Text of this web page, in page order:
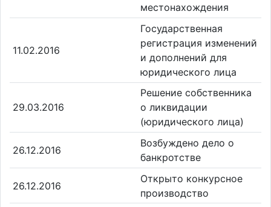
местонахождения
11.02.2016
Государственная
регистрация изменений
и дополнений для
юридического лица
29.03.2016
Решение собственника
о ликвидации
(юридического лица)
26.12.2016
Возбуждено дело о
банкротстве
26.12.2016
Открыто конкурсное
производство